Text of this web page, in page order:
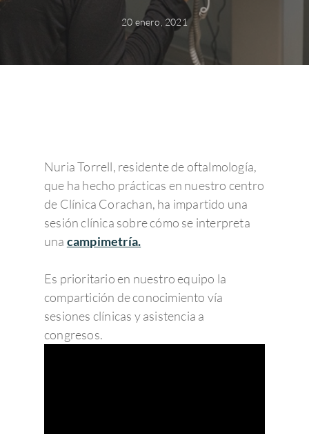
20 enero, 2021
Nuria Torrell, residente de oftalmología,
que ha hecho prácticas en nuestro centro
de Clínica Corachan, ha impartido una
sesión clínica sobre cómo se interpreta
una campimetría.
Es prioritario en nuestro equipo la
compartición de conocimiento vía
sesiones clínicas y asistencia a
congresos.